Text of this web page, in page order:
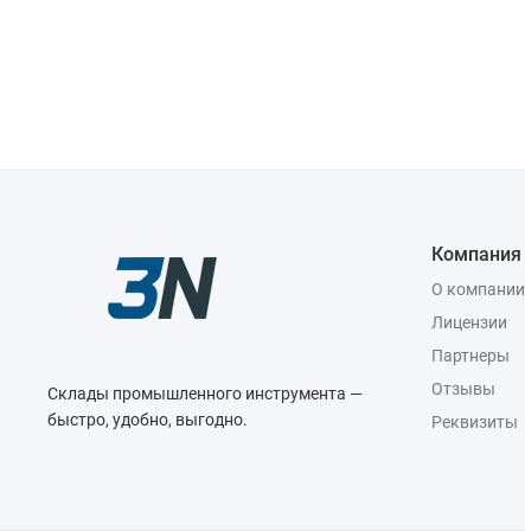
Склады промышленного инструмента —
быстро, удобно, выгодно.
Компания
О компании
Лицензии
Партнеры
Отзывы
Реквизиты